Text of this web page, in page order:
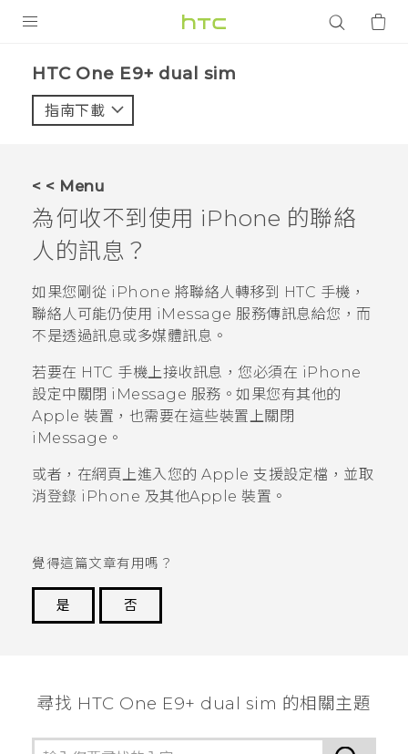
VIVE
VIVERSE
應用程式
支援服務
登入
HTC One E9+ dual sim‎
指南下載
< < Menu
為何收不到使用 iPhone 的聯絡
人的訊息？
如果您剛從 iPhone 將聯絡人轉移到 HTC 手機，
聯絡人可能仍使用 iMessage 服務傳訊息給您，而
不是透過訊息或多媒體訊息。
若要在 HTC 手機上接收訊息，您必須在 iPhone
設定中關閉 iMessage 服務。如果您有其他的
Apple 裝置，也需要在這些裝置上關閉
iMessage 。
或者，在網頁上進入您的 Apple 支援設定檔，並取
消登錄 iPhone 及其他Apple 裝置。
覺得這篇文章有用嗎？
是
否
尋找 HTC One E9+ dual sim 的相關主題